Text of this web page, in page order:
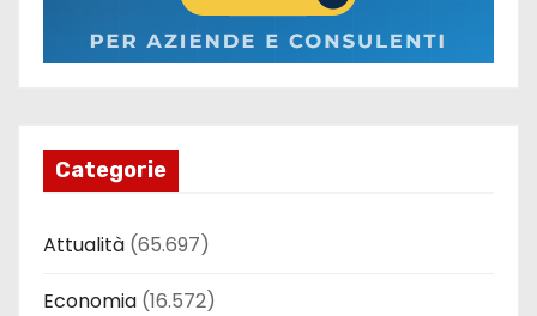
Categorie
Attualità (65.697)
Economia (16.572)